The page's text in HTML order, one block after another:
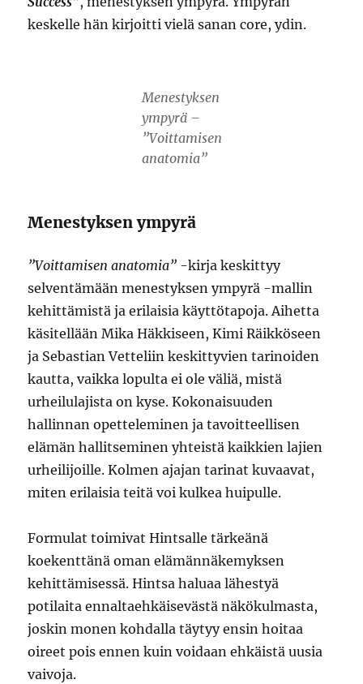
keskelle hän kirjoitti vielä sanan core, ydin.
Menestyksen
ympyrä –
”Voittamisen
anatomia”
Menestyksen ympyrä
”Voittamisen anatomia” -kirja keskittyy
selventämään menestyksen ympyrä -mallin
kehittämistä ja erilaisia käyttötapoja. Aihetta
käsitellään Mika Häkkiseen, Kimi Räikköseen
ja Sebastian Vetteliin keskittyvien tarinoiden
kautta, vaikka lopulta ei ole väliä, mistä
urheilulajista on kyse. Kokonaisuuden
hallinnan opetteleminen ja tavoitteellisen
elämän hallitseminen yhteistä kaikkien lajien
urheilijoille. Kolmen ajajan tarinat kuvaavat,
miten erilaisia teitä voi kulkea huipulle.
Formulat toimivat Hintsalle tärkeänä
koekenttänä oman elämännäkemyksen
kehittämisessä. Hintsa haluaa lähestyä
potilaita ennaltaehkäisevästä näkökulmasta,
joskin monen kohdalla täytyy ensin hoitaa
oireet pois ennen kuin voidaan ehkäistä uusia
vaivoja.